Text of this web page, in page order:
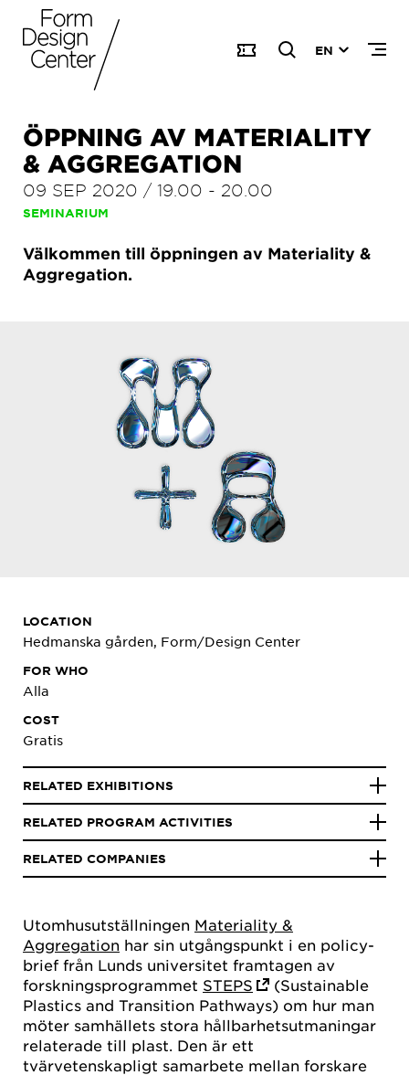
EN
ÖPPNING AV MATERIALITY
& AGGREGATION
09 SEP 2020 / 19.00 - 20.00
SEMINARIUM
Välkommen till öppningen av Materiality &
Aggregation.
Utomhusutställningen Materiality &
Aggregation har sin utgångspunkt i en policy-
brief från Lunds universitet framtagen av
forskningsprogrammet STEPS
(Sustainable
Plastics and Transition Pathways) om hur man
möter samhällets stora hållbarhetsutmaningar
relaterade till plast. Den är ett
tvärvetenskapligt samarbete mellan forskare
LOCATION
Hedmanska gården, Form/Design Center
FOR WHO
Alla
COST
Gratis
RELATED EXHIBITIONS
RELATED PROGRAM ACTIVITIES
RELATED COMPANIES